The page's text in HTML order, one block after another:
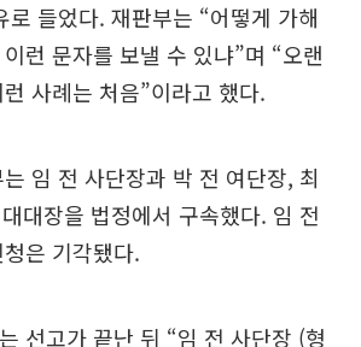
로 들었다. 재판부는 “어떻게 가해
런 문자를 보낼 수 있냐”며 “오랜
사례는 처음”이라고 했다.
임 전 사단장과 박 전 여단장, 최
대장을 법정에서 구속했다. 임 전
은 기각됐다.
선고가 끝난 뒤 “임 전 사단장 (형